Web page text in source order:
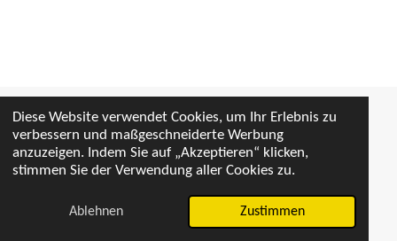
Diese Website verwendet Cookies, um Ihr Erlebnis zu
verbessern und maßgeschneiderte Werbung
anzuzeigen. Indem Sie auf „Akzeptieren“ klicken,
stimmen Sie der Verwendung aller Cookies zu.
Ablehnen Zustimmen
Hans Zünd, Mental Coach. Niedermatt 10, 4315 Zuzgen, 079
321 26 00, hans_zuend@bluewin.ch
© 2024 - 2026 Beusteine des Lebens